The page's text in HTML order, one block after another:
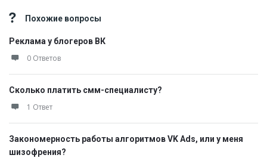
Похожие вопросы
Реклама у блогеров ВК
0 Ответов
Сколько платить смм-специалисту?
1 Ответ
Закономерность работы алгоритмов VK Ads, или у меня
шизофрения?